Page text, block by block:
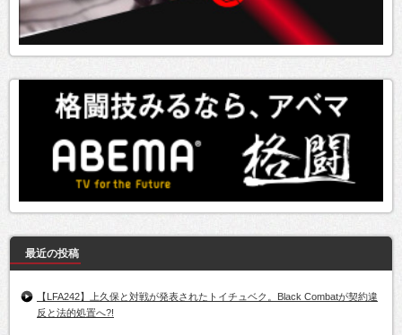
最近の投稿
【LFA242】上久保と対戦が発表されたトイチュベク。Black Combatが契約違
反と法的処置へ?!